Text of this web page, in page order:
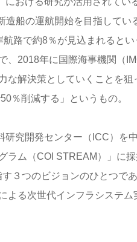
船の運航開始を目指してい
路で約8％が見込まれるとい
、2018年に国際海事機関（
な解決策としていくことを
％削減する」というもの。
究開発センター（ICC）を
ラム（COI STREAM）」に
３つのビジョンのひとつで
よる次世代インフラシステ